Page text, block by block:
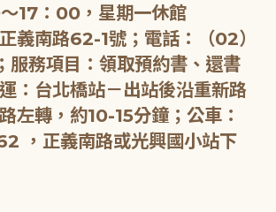
17：00，星期一休館
義南路62-1號；電話：（02）
務項目：領取預約書、還書
：台北橋站－出站後沿重新路
左轉，約10-15分鐘；公車：
，正義南路或光興國小站下